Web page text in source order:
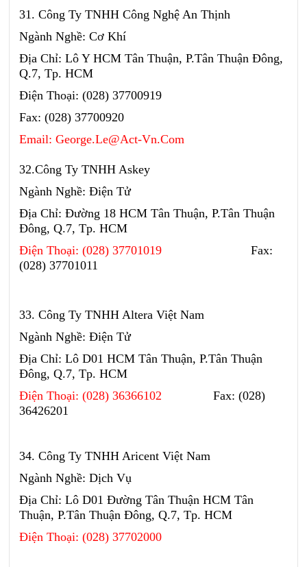
31. Công Ty TNHH Công Nghệ An Thịnh
Ngành Nghề: Cơ Khí
Địa Chỉ: Lô Y HCM Tân Thuận, P.Tân Thuận Đông,
Q.7, Tp. HCM
Điện Thoại: (028) 37700919
Fax: (028) 37700920
Email: George.Le@Act-Vn.Com
32.Công Ty TNHH Askey
Ngành Nghề: Điện Tử
Địa Chỉ: Đường 18 HCM Tân Thuận, P.Tân Thuận
Đông, Q.7, Tp. HCM
Điện Thoại: (028) 37701019 Fax:
(028) 37701011
33. Công Ty TNHH Altera Việt Nam
Ngành Nghề: Điện Tử
Địa Chỉ: Lô D01 HCM Tân Thuận, P.Tân Thuận
Đông, Q.7, Tp. HCM
Điện Thoại: (028) 36366102 Fax: (028)
36426201
34. Công Ty TNHH Aricent Việt Nam
Ngành Nghề: Dịch Vụ
Địa Chỉ: Lô D01 Đường Tân Thuận HCM Tân
Thuận, P.Tân Thuận Đông, Q.7, Tp. HCM
Điện Thoại: (028) 37702000